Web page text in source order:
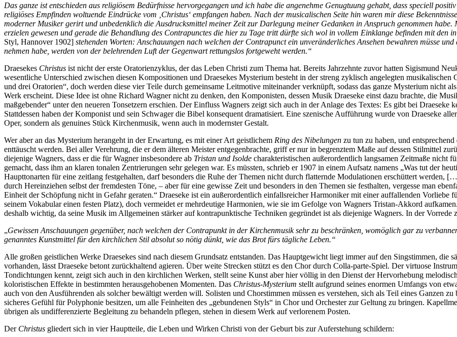
Das ganze ist entschieden aus religiösem Bedürfnisse hervorgegangen und ich habe die angenehme Genugtuung gehabt, dass speciell
religiöses Empfinden woltuende Eindrücke vom ‚Christus‘ empfangen haben. Nach der musicalischen Seite hin waren mir diese
moderner Musiker gerirt und unbedenklich die Ausdrucksmittel meiner Zeit zur Darlegung meiner Gedanken in Anspruch genommen habe.
erzielen gewesen und gerade die Behandlung des Contrapunctes die hier zu Tage tritt dürfte sich wol in vollem Einklange befinden mit den
Styl, Hannover 1902] stehenden Worten: Anschauungen nach welchen der Contrapunct ein unveränderliches Ansehen bewahren müsse
nehmen habe, werden von der belehrenden Luft der Gegenwart rettungslos fortgeweht werden.“
Draesekes Christus ist nicht der erste Oratorienzyklus, der das Leben Christi zum Thema hat. Bereits Jahrzehnte zuvor hatten Sigismund
wesentliche Unterschied zwischen diesen Kompositionen und Draesekes Mysterium besteht in der streng zyklisch angelegten musikalischen
und drei Oratorien“, doch werden diese vier Teile durch gemeinsame Leitmotive miteinander verknüpft, sodass das ganze Mysterium nicht
Werk erscheint. Diese Idee ist ohne Richard Wagner nicht zu denken, den Komponisten, dessen Musik Draeseke einst dazu brachte, die
maßgebender“ unter den neueren Tonsetzern erschien. Der Einfluss Wagners zeigt sich auch in der Anlage des Textes: Es gibt bei Draeseke
Stattdessen haben der Komponist und sein Schwager die Bibel konsequent dramatisiert. Eine szenische Aufführung wurde von Draeseke
Oper, sondern als genuines Stück Kirchenmusik, wenn auch in modernster Gestalt.
Wer aber an das Mysterium herangeht in der Erwartung, es mit einer Art geistlichem Ring des Nibelungen zu tun zu haben, und
enttäuscht werden. Bei aller Verehrung, die er dem älteren Meister entgegenbrachte, griff er nur in begrenztem Maße auf dessen Stilmittel
diejenige Wagners, dass er die für Wagner insbesondere ab Tristan und Isolde charakteristischen außerordentlich langsamen Zeitmaße nicht
gemacht, dass ihm an klaren tonalen Zentrierungen sehr gelegen war. Es müssten, schrieb er 1907 in einem Aufsatz namens „Was tut der
Haupttonarten für eine zeitlang festgehalten, darf besonders die Ruhe der Themen nicht durch flatternde Modulationen erschüttert werden,
durch Hereinziehen selbst der fremdesten Töne, – aber für eine gewisse Zeit und besonders in den Themen sie festhalten, vergesse man
Einheit der Schöpfung nicht in Gefahr geraten.“ Draeseke ist ein außerordentlich einfallsreicher Harmoniker mit einer auffallenden Vorliebe
seinem Vokabular einen festen Platz), doch vermeidet er mehrdeutige Harmonien, wie sie im Gefolge von Wagners Tristan-Akkord
deshalb wichtig, da seine Musik im Allgemeinen stärker auf kontrapunktische Techniken gegründet ist als diejenige Wagners. In der Vorrede
„Gewissen Anschauungen gegenüber, nach welchen der Contrapunkt in der Kirchenmusik sehr zu beschränken, womöglich gar zu
genanntes Kunstmittel für den kirchlichen Stil absolut so nötig dünkt, wie das Brot fürs tägliche Leben.“
Alle großen geistlichen Werke Draesekes sind nach diesem Grundsatz entstanden. Das Hauptgewicht liegt immer auf den Singstimmen, die
vorhanden, lässt Draeseke betont zurückhaltend agieren. Über weite Strecken stützt es den Chor durch Colla-parte-Spiel. Der virtuose
Tondichtungen kennt, zeigt sich auch in den kirchlichen Werken, stellt seine Kunst aber hier völlig in den Dienst der Hervorhebung
koloristischen Effekte in bestimmten herausgehobenen Momenten. Das Christus-Mysterium stellt aufgrund seines enormen Umfangs von
auch von den Ausführenden als solcher bewältigt werden will. Solisten und Chorstimmen müssen es verstehen, sich als Teil eines Ganzen
sicheres Gefühl für Polyphonie besitzen, um alle Feinheiten des „gebundenen Styls“ in Chor und Orchester zur Geltung zu bringen.
übrigen als undifferenzierte Begleitung zu behandeln pflegen, stehen in diesem Werk auf verlorenem Posten.
Der Christus gliedert sich in vier Hauptteile, die Leben und Wirken Christi von der Geburt bis zur Auferstehung schildern: